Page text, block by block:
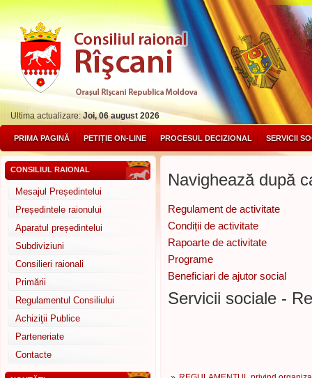
Ultima actualizare:Joi, 06 august 2026
PRIMA PAGINĂ PETIȚIE ON-LINE PROCESUL DECIZIONAL SERVICII
CONSILIUL RAIONAL
Mesajul Președintelui
Președintele raionului
Aparatul președintelui
Subdiviziuni
Consilieri raionali
Primării
Regulamentul Consiliului
Achiziţii Publice
Parteneriate
Contacte
Navighează după
Regulament de activitate
Condiții de activitate
Rapoarte de activitate
Programe
Beneficiari de ajutor social
Servicii sociale -